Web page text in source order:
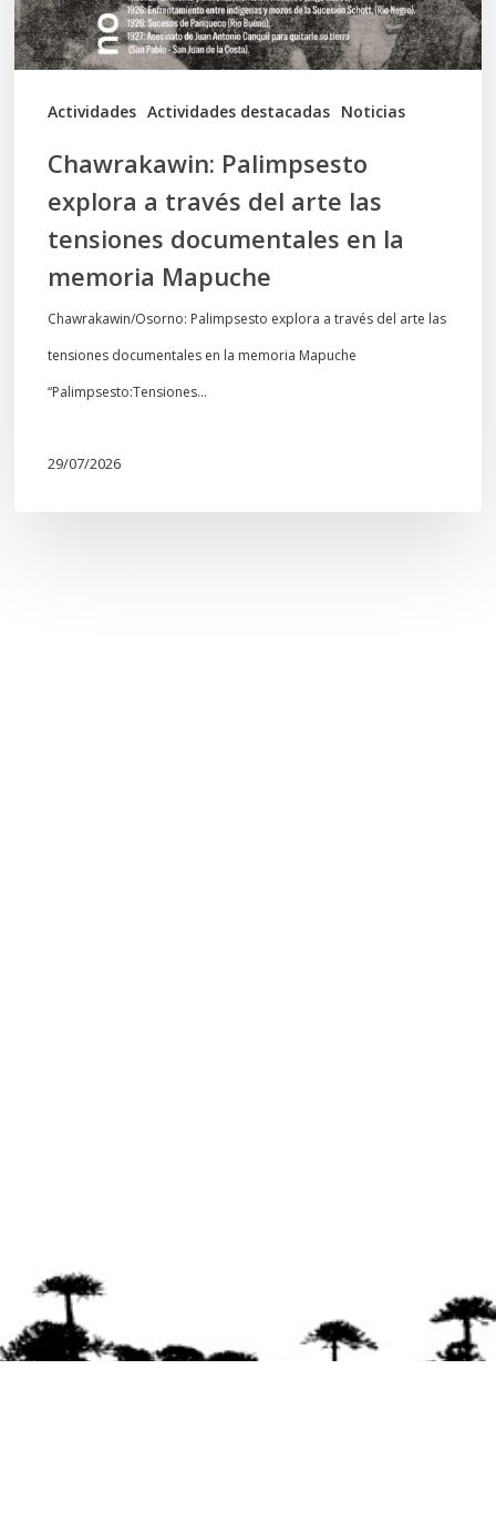
Actividades Actividades destacadas Noticias
las
tensiones
documentales
memoria
Mapuche
Chawrakawin: Palimpsesto
explora a través del arte las
tensiones documentales en la
memoria Mapuche
Chawrakawin/Osorno: Palimpsesto explora a través del arte las
tensiones documentales en la memoria Mapuche
“Palimpsesto:Tensiones…
29/07/2026